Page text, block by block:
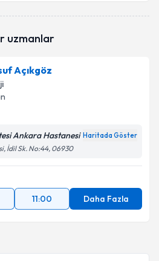
randevu almanız için bir
işlenmesine ilişkinAydınlatma
ve kişisel verilerimin belirtilen
Talebini Gönder
uzmanlar
Açıkgöz
Ankara Hastanesi Haritada Göster
İdil Sk. No:44, 06930
11:00 Daha Fazla